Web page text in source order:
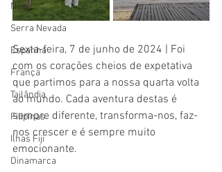
Neve
Serra Nevada
Espanha
França
Tailândia
Filipinas
Ilhas Fiji
Dinamarca
Sexta-feira, 7 de junho de 2024 | Foi
com os corações cheios de expetativa
que partimos para a nossa quarta volta
ao mundo. Cada aventura destas é
sempre diferente, transforma-nos, faz-
nos crescer e é sempre muito
emocionante.